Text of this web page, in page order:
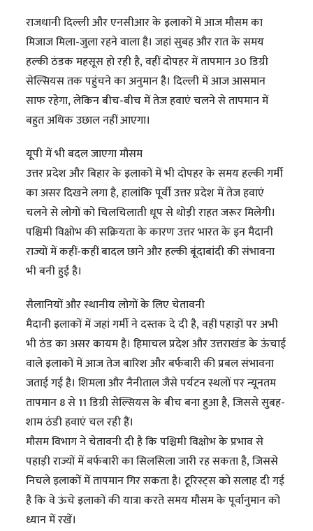
राजधानी दिल्ली और एनसीआर के इलाकों में आज मौसम का
मिजाज मिला-जुला रहने वाला है। जहां सुबह और रात के समय
हल्की ठंडक महसूस हो रही है, वहीं दोपहर में तापमान 30 डिग्री
सेल्सियस तक पहुंचने का अनुमान है। दिल्ली में आज आसमान
साफ रहेगा, लेकिन बीच-बीच में तेज हवाएं चलने से तापमान में
बहुत अधिक उछाल नहीं आएगा।
यूपी में भी बदल जाएगा मौसम
उत्तर प्रदेश और बिहार के इलाकों में भी दोपहर के समय हल्की गर्मी
का असर दिखने लगा है, हालांकि पूर्वी उत्तर प्रदेश में तेज हवाएं
चलने से लोगों को चिलचिलाती धूप से थोड़ी राहत जरूर मिलेगी।
पश्चिमी विक्षोभ की सक्रियता के कारण उत्तर भारत के इन मैदानी
राज्यों में कहीं-कहीं बादल छाने और हल्की बूंदाबांदी की संभावना
भी बनी हुई है।
सैलानियों और स्थानीय लोगों के लिए चेतावनी
मैदानी इलाकों में जहां गर्मी ने दस्तक दे दी है, वहीं पहाड़ों पर अभी
भी ठंड का असर कायम है। हिमाचल प्रदेश और उत्तराखंड के ऊंचाई
वाले इलाकों में आज तेज बारिश और बर्फबारी की प्रबल संभावना
जताई गई है। शिमला और नैनीताल जैसे पर्यटन स्थलों पर न्यूनतम
तापमान 8 से 11 डिग्री सेल्सियस के बीच बना हुआ है, जिससे सुबह-
शाम ठंडी हवाएं चल रही हैं।
मौसम विभाग ने चेतावनी दी है कि पश्चिमी विक्षोभ के प्रभाव से
पहाड़ी राज्यों में बर्फबारी का सिलसिला जारी रह सकता है, जिससे
निचले इलाकों में तापमान गिर सकता है। टूरिस्ट्स को सलाह दी गई
है कि वे ऊंचे इलाकों की यात्रा करते समय मौसम के पूर्वानुमान को
ध्यान में रखें।